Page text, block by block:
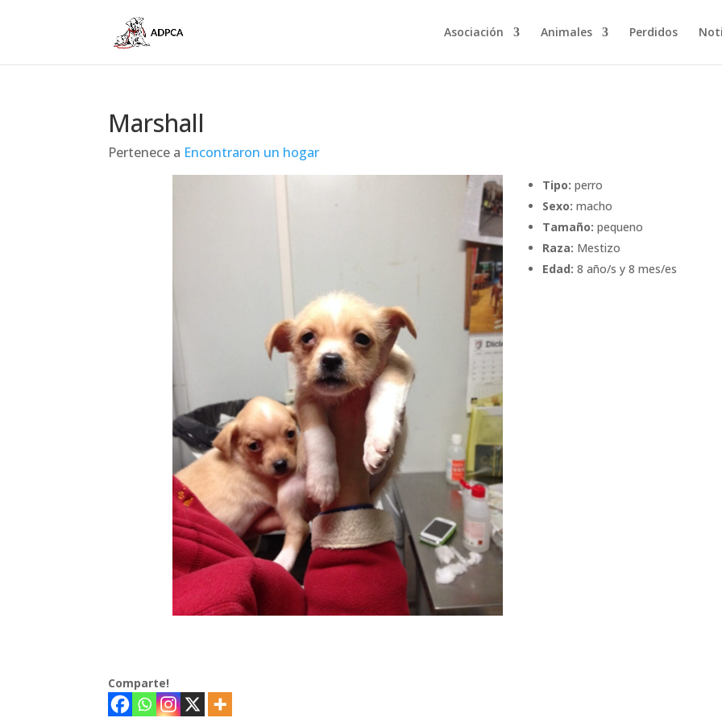
Asociación Animales Perdidos
Marshall
Pertenece a Encontraron un hogar
Tipo: perro
Sexo: macho
Tamaño: pequeno
Raza: Mestizo
Edad: 8 año/s y 8 mes/es
Comparte!